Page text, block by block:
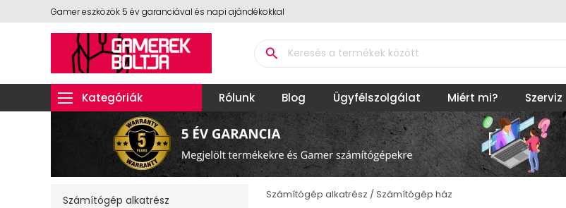
Gamer eszközök 5 év garanciával és napi ajándékokkal
Kategóriák Rólunk Blog Ügyfélszolgálat Miért mi? Szerviz
search
Számítógép alkatrész
Számítógép alkatrész Számítógép ház